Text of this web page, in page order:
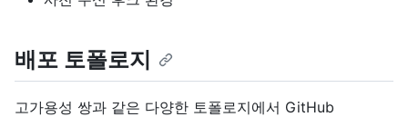
배포 토폴로지
고가용성 쌍과 같은 다양한 토폴로지에서 GitHub